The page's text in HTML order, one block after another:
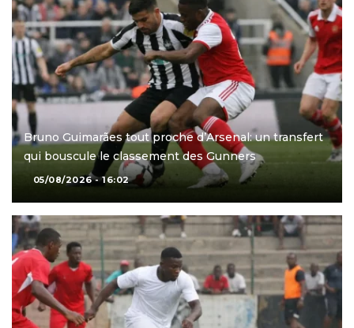
Bruno Guimarães tout proche d’Arsenal: un transfert
qui bouscule le classement des Gunners
05/08/2026 - 16:02